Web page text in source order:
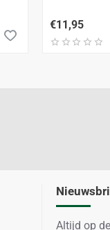
€11,95
Altijd op